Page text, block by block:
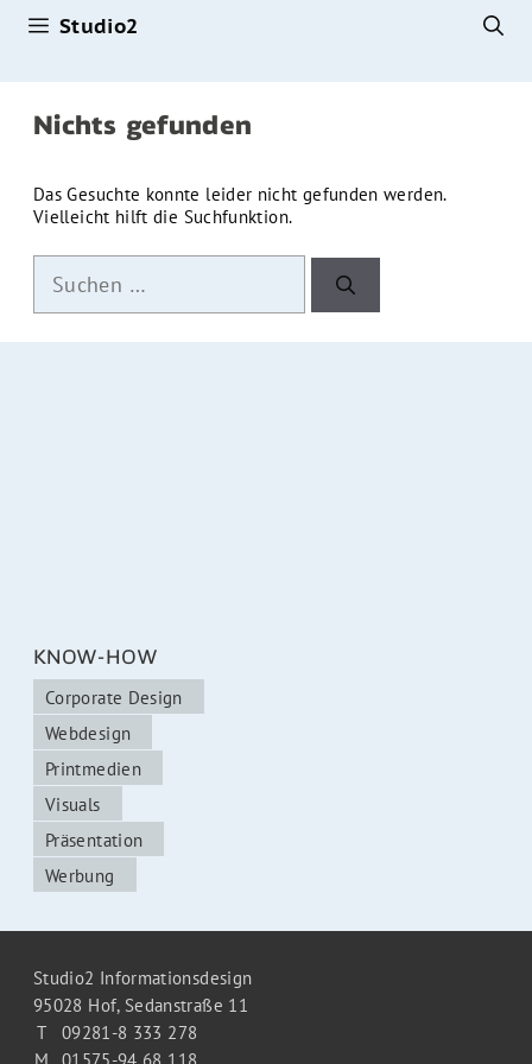
Studio2
Nichts gefunden
Das Gesuchte konnte leider nicht gefunden werden.
Vielleicht hilft die Suchfunktion.
KNOW-HOW
Corporate Design
Webdesign
Printmedien
Visuals
Präsentation
Werbung
Studio2 Informationsdesign
95028 Hof, Sedanstraße 11
T
09281-8 333 278